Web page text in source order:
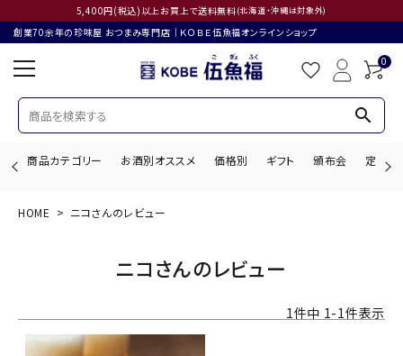
5,400円(税込)以上お買上で送料無料(北海道・沖縄は対象外)
創業70余年の珍味屋 おつまみ専門店│ＫＯＢＥ伍魚福オンラインショップ
0
search
商品カテゴリー お酒別オススメ 価格別 ギフト 頒布会 定期購
HOME ニコさんのレビュー
ニコさんのレビュー
1件中 1-1件表示